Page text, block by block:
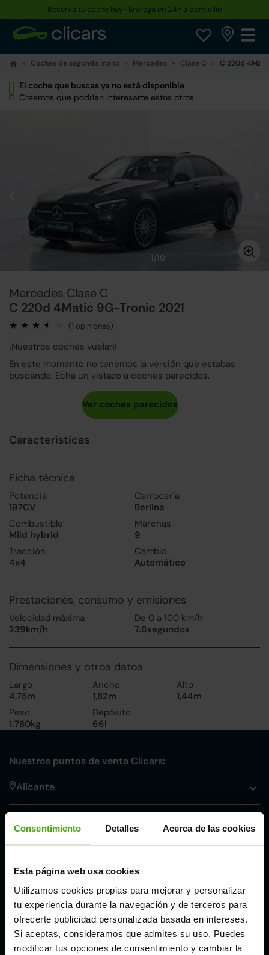
Consentimiento Detalles Acerca de las cookies
Esta página web usa cookies
Utilizamos cookies propias para mejorar y personalizar
tu experiencia durante la navegación y de terceros para
ofrecerte publicidad personalizada basada en intereses.
Si aceptas, consideramos que admites su uso. Puedes
modificar tus opciones de consentimiento y cambiar la
Reserva tu coche hoy · Entrega en 24h a domicilio
Coches de segunda mano Mercedes Clase C C 220d
El coche que buscas ya no está disponible
Creemos que podrían interesarte estos otros
1/10
Mercedes Clase C
C 220d 4Matic 9G-Tronic 2021
(1 opiniones)
¡Nuestros coches vuelan!
En este momento no tenemos la versión que estabas
buscando. Echa un vistazo a coches parecidos.
Características
Ficha técnica
Potencia
197CV
Carrocería
Berlina
Combustible
Mild hybrid
Marchas
9
Tracción
4x4
Cambio
Automático
Prestaciones, consumo y emisiones
Velocidad máxima
239km/h
De 0 a 100 km/h
7.6segundos
Dimensiones y otros datos
Largo
4,75m
Ancho
1,82m
Alto
1,44m
Peso
1.780kg
Depósito
66l
Nuestros puntos de venta Clicars:
Alicante
Córdoba
Málaga
Valencia